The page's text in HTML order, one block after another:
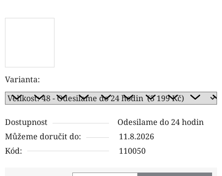
Varianta:
Dostupnost
Odesilame do 24 hodin
Můžeme doručit do:
11.8.2026
Kód:
110050